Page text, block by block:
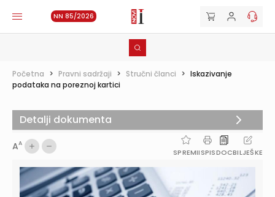
NN 85/2026
Početna > Pravni sadržaji > Stručni članci > Iskazivanje
podataka na poreznoj kartici
AA
SPREMIISPISDOCBILJEŠKE
Detalji dokumenta